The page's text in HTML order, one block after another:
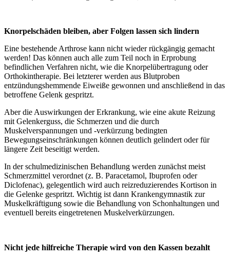
Knorpelschäden bleiben, aber Folgen lassen sich lindern
Eine bestehende Arthrose kann nicht wieder rückgängig gemacht
werden! Das können auch alle zum Teil noch in Erprobung
befindlichen Verfahren nicht, wie die Knorpelübertragung oder
Orthokintherapie. Bei letzterer werden aus Blutproben
entzündungshemmende Eiweiße gewonnen und anschließend in das
betroffene Gelenk gespritzt.
Aber die Auswirkungen der Erkrankung, wie eine akute Reizung
mit Gelenkerguss, die Schmerzen und die durch
Muskelverspannungen und -verkürzung bedingten
Bewegungseinschränkungen können deutlich gelindert oder für
längere Zeit beseitigt werden.
In der schulmedizinischen Behandlung werden zunächst meist
Schmerzmittel verordnet (z. B. Paracetamol, Ibuprofen oder
Diclofenac), gelegentlich wird auch reizreduzierendes Kortison in
die Gelenke gespritzt. Wichtig ist dann Krankengymnastik zur
Muskelkräftigung sowie die Behandlung von Schonhaltungen und
eventuell bereits eingetretenen Muskelverkürzungen.
Nicht jede hilfreiche Therapie wird von den Kassen bezahlt